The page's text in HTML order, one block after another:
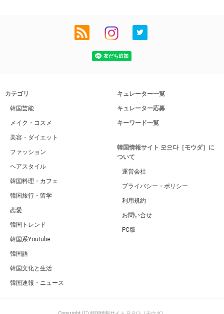
カテゴリ
韓国芸能
メイク・コスメ
美容・ダイエット
ファッション
ヘアスタイル
韓国料理・カフェ
韓国旅行・留学
恋愛
韓国トレンド
韓国系Youtube
韓国語
韓国文化と生活
韓国速報・ニュース
キュレーター一覧
キュレーター応募
キーワード一覧
韓国情報サイト 모으다［モウダ］に
ついて
運営会社
プライバシー・ポリシー
利用規約
お問い合せ
PC版